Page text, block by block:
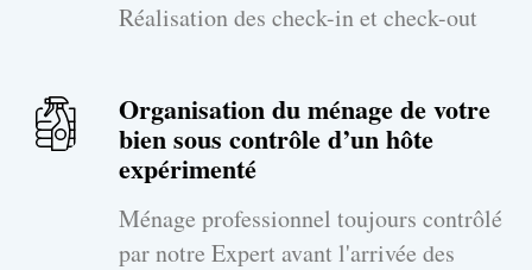
Réalisation des check-in et check-out
Organisation du ménage de votre
bien sous contrôle d’un hôte
expérimenté
Ménage professionnel toujours contrôlé
par notre Expert avant l'arrivée des